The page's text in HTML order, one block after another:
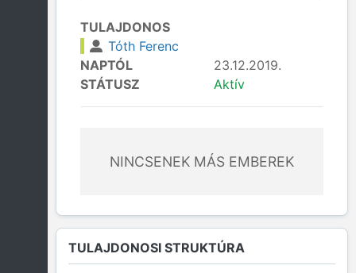
TULAJDONOS
Tóth Ferenc
NAPTÓL
23.12.2019.
STÁTUSZ
Aktív
NINCSENEK MÁS EMBEREK
TULAJDONOSI STRUKTÚRA